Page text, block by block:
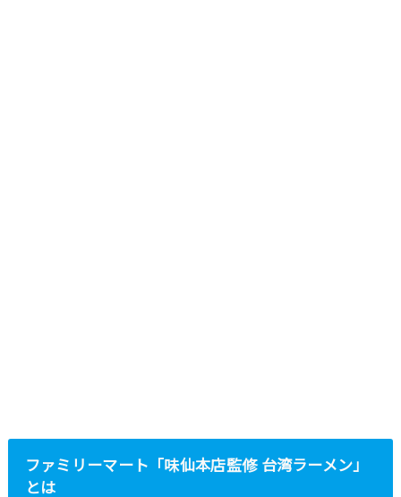
ファミリーマート「味仙本店監修 台湾ラーメン」
とは